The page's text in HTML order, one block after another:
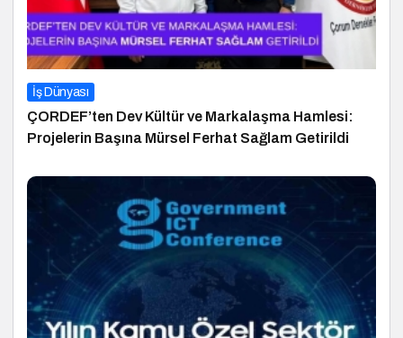
İş Dünyası
ÇORDEF’ten Dev Kültür ve Markalaşma Hamlesi:
Projelerin Başına Mürsel Ferhat Sağlam Getirildi